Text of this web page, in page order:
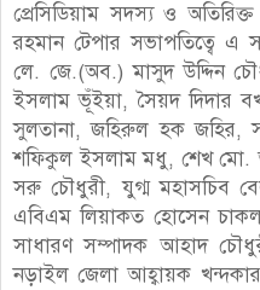
প্রেসিডিয়াম সদস্য ও
রহমান টেপার সভাপতিত্বে এ
লে. জে.(অব.) মাসুদ উদ্দিন
ইসলাম ভূঁইয়া, সৈয়দ দিদার
সুলতানা, জহিরুল হক জহির,
শফিকুল ইসলাম মধু, শেখ মো.
সরু চৌধুরী, যুগ্ম মহাসচিব
এবিএম লিয়াকত হোসেন
সাধারণ সম্পাদক আহাদ
নড়াইল জেলা আহ্বায়ক